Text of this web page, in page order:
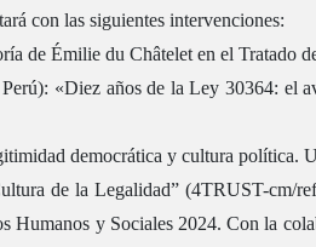
con las siguientes intervenciones:
de Émilie du Châtelet en el Tratado
«Diez años de la Ley 30364: el
democrática y cultura política.
de la Legalidad” (4TRUST-
Humanos y Sociales 2024. Con la